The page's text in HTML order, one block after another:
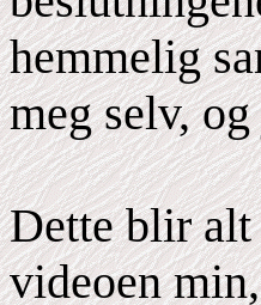
hemmelig
meg selv,
Dette blir alt
videoen